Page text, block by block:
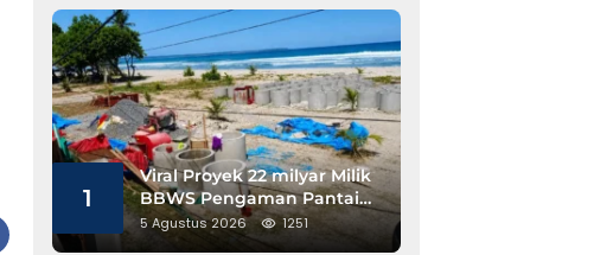
1
Viral Proyek 22 milyar Milik
BBWS Pengaman Pantai
Pesisir Barat Diduga
Gunakan Besi Banci
5 Agustus 2026 1251